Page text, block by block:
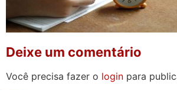
Deixe um comentário
Você precisa fazer o login para